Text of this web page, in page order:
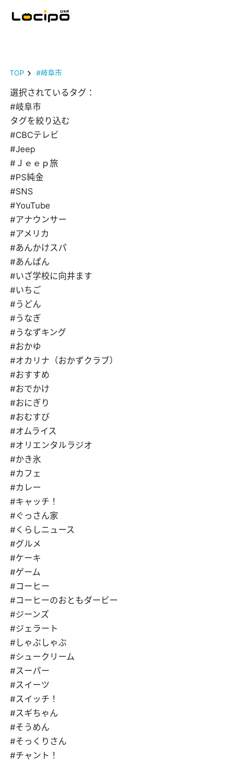
TOP #岐阜市
選択されているタグ：
#岐阜市
タグを絞り込む
#CBCテレビ
#Jeep
#Ｊｅｅｐ旅
#PS純金
#SNS
#YouTube
#アナウンサー
#アメリカ
#あんかけスパ
#あんぱん
#いざ学校に向井ます
#いちご
#うどん
#うなぎ
#うなずキング
#おかゆ
#オカリナ（おかずクラブ）
#おすすめ
#おでかけ
#おにぎり
#おむすび
#オムライス
#オリエンタルラジオ
#かき氷
#カフェ
#カレー
#キャッチ！
#ぐっさん家
#くらしニュース
#グルメ
#ケーキ
#ゲーム
#コーヒー
#コーヒーのおともダービー
#ジーンズ
#ジェラート
#しゃぶしゃぶ
#シュークリーム
#スーパー
#スイーツ
#スイッチ！
#スギちゃん
#そうめん
#そっくりさん
#チャント！